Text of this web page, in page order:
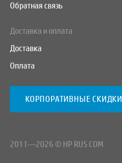
Обратная связь
Доставка и оплата
Доставка
Оплата
КОРПОРАТИВНЫЕ СКИДКИ
2011—2026 © HP RUS COM